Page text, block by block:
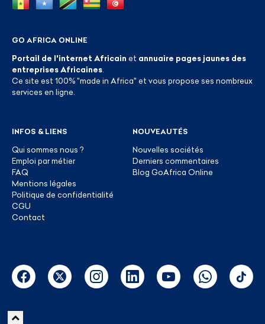
GO AFRICA ONLINE
Portail de l'internet Africain et annuaire pages jaunes des
entreprises Africaines
Ce site est 100% "made in Africa" et vous propose ses nombreux
services en ligne.
INFOS & LIENS
Qui sommes nous ?
Emploi par métier
FAQ
Mentions légales
Politique de confidentialité
CGU
Contact
NOUVEAUTÉS
Nouvelles sociétés
Derniers commentaires
Blog GoAfrica Online